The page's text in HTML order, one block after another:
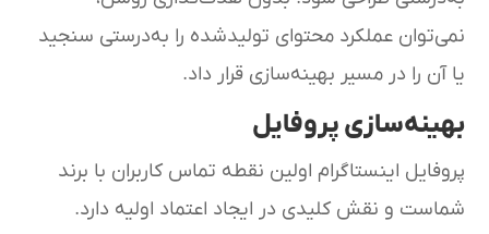
نمی‌توان عملکرد محتوای تولیدشده را به‌درستی سنجید
یا آن را در مسیر بهینه‌سازی قرار داد.
بهینه‌سازی پروفایل
پروفایل اینستاگرام اولین نقطه تماس کاربران با برند
شماست و نقش کلیدی در ایجاد اعتماد اولیه دارد.